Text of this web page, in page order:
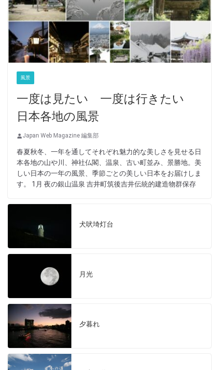
風景
一度は見たい 一度は行きたい
日本各地の風景
Japan Web Magazine 編集部
春夏秋冬、一年を通してそれぞれ魅力的な美しさを見せる日
本各地の山や川、神社仏閣、温泉、古い町並み、景勝地。美
しい日本の一年の風景、季節ごとの美しい日本をお届けしま
す。 1月 夜の銀山温泉 吉井町筑後吉井伝統的建造物群保存
犬吠埼灯台
月光
夕暮れ